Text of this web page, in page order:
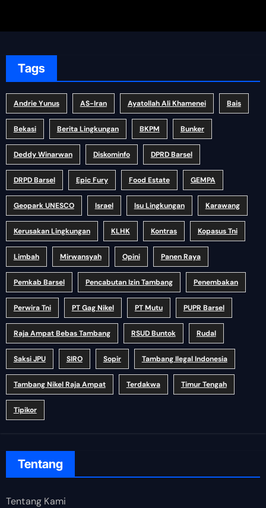
Tags
Andrie Yunus AS-Iran Ayatollah Ali Khamenei Bais
Bekasi Berita Lingkungan BKPM Bunker
Deddy Winarwan Diskominfo DPRD Barsel
DRPD Barsel Epic Fury Food Estate GEMPA
Geopark UNESCO Israel Isu Lingkungan Karawang
Kerusakan Lingkungan KLHK Kontras Kopasus Tni
Limbah Mirwansyah Opini Panen Raya
Pemkab Barsel Pencabutan Izin Tambang Penembakan
Perwira Tni PT Gag Nikel PT Mutu PUPR Barsel
Raja Ampat Bebas Tambang RSUD Buntok Rudal
Saksi JPU SIRO Sopir Tambang Ilegal Indonesia
Tambang Nikel Raja Ampat Terdakwa Timur Tengah
Tipikor
Tentang
Tentang Kami